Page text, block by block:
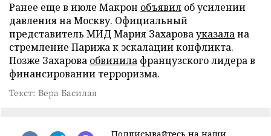
Ранее еще в июле Макрон объявил об усилении
давления на Москву. Официальный
представитель МИД Мария Захаровауказалана
стремление Парижа к эскалации конфликта.
Позже Захарова обвинила французского лидера в
финансировании терроризма.
Текст: Вера Басилая